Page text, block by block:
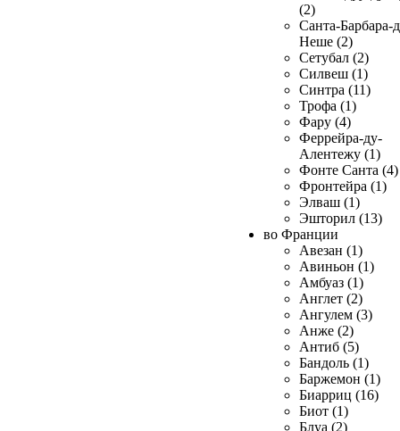
(2)
Санта-Барбара-
Неше (2)
Сетубал (2)
Силвеш (1)
Синтра (11)
Трофа (1)
Фару (4)
Феррейра-ду-
Алентежу (1)
Фонте Санта (4)
Фронтейра (1)
Элваш (1)
Эшторил (13)
во Франции
Авезан (1)
Авиньон (1)
Амбуаз (1)
Англет (2)
Ангулем (3)
Анже (2)
Антиб (5)
Бандоль (1)
Баржемон (1)
Биарриц (16)
Биот (1)
Блуа (2)